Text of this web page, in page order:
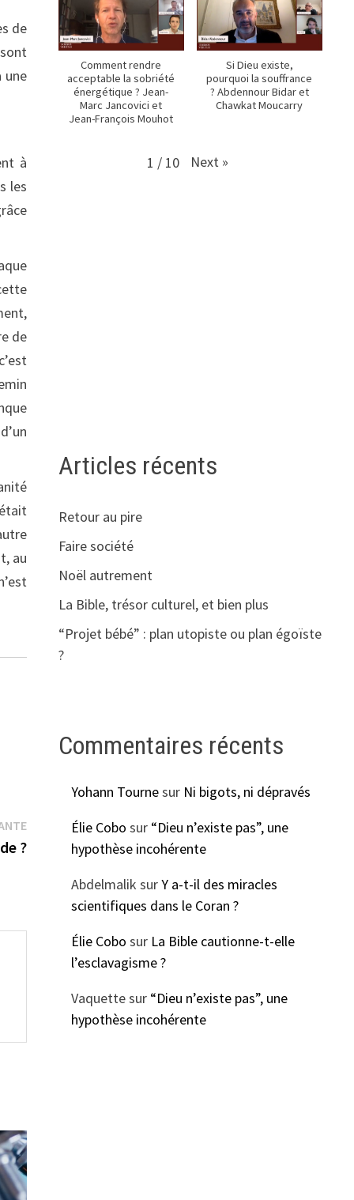
de
une
à
les
de
au
Publication
suivante :
?
Comment rendre
acceptable la sobriété
énergétique ? Jean-
Marc Jancovici et
Jean-François Mouhot
Si Dieu existe,
pourquoi la souffrance
? Abdennour Bidar et
Chawkat Moucarry
1 / 10 Next »
Articles récents
Retour au pire
Faire société
Noël autrement
La Bible, trésor culturel, et bien plus
“Projet bébé” : plan utopiste ou plan égoïste
?
Commentaires récents
Yohann Tournesur Ni bigots, ni dépravés
Élie Cobo sur “Dieu n’existe pas”, une
hypothèse incohérente
Abdelmalik surY a-t-il des miracles
scientifiques dans le Coran ?
Élie Cobo sur La Bible cautionne-t-elle
l’esclavagisme ?
Vaquettesur “Dieu n’existe pas”, une
hypothèse incohérente